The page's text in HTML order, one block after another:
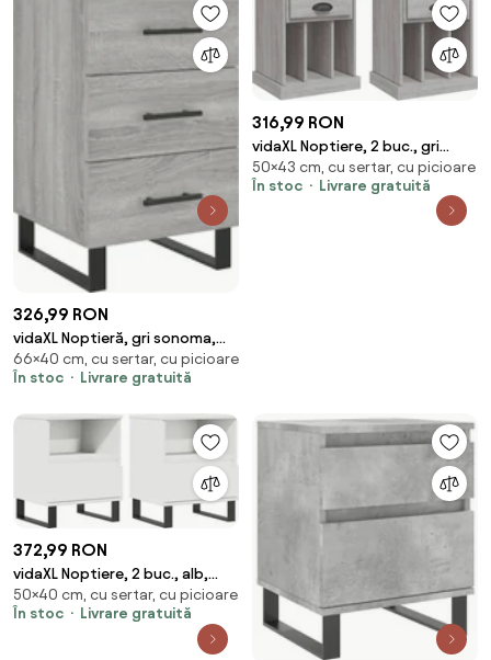
326,99 RON
vidaXL Noptieră, gri sonoma,
40x40x66 cm, lemn compozit
66×40 cm, cu sertar, cu picioare
În stoc
Livrare gratuită
316,99 RON
vidaXL Noptiere, 2 buc., gri
sonoma, 43x36x50 cm
50×43 cm, cu sertar, cu picioare
În stoc
Livrare gratuită
372,99 RON
vidaXL Noptiere, 2 buc., alb,
40x35x50 cm, lemn compozit
50×40 cm, cu sertar, cu picioare
În stoc
Livrare gratuită